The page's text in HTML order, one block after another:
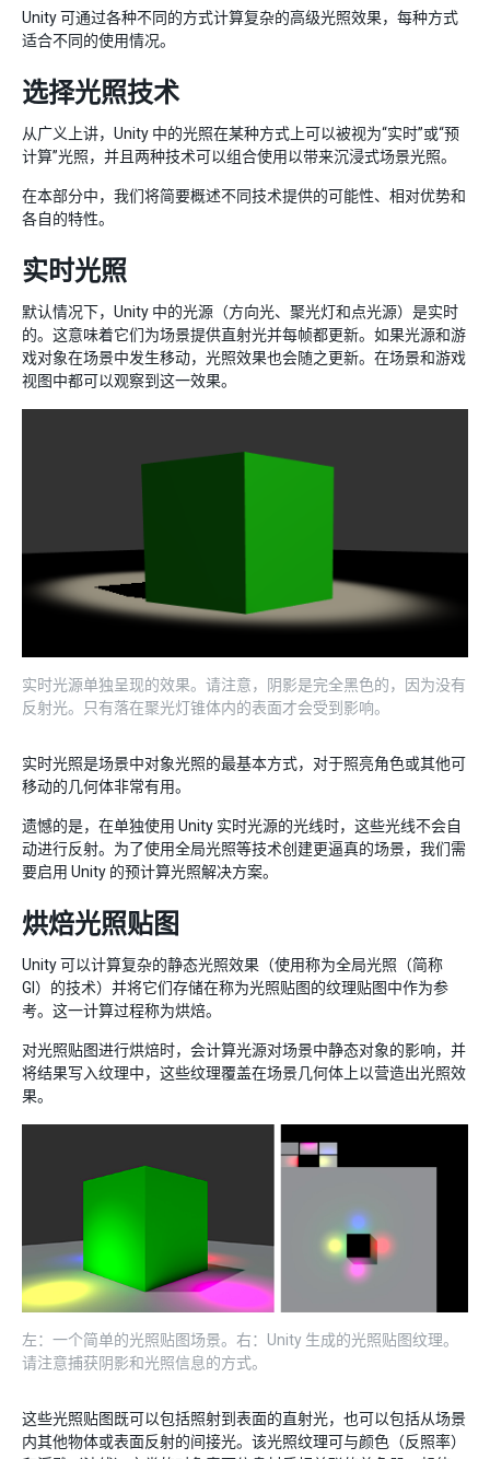
Unity 可通过各种不同的方式计算复杂的高级光照效果，每种方式
适合不同的使用情况。
选择光照技术
从广义上讲，Unity 中的光照在某种方式上可以被视为“实时”或“预
计算”光照，并且两种技术可以组合使用以带来沉浸式场景光照。
在本部分中，我们将简要概述不同技术提供的可能性、相对优势和
各自的特性。
实时光照
默认情况下，Unity 中的光源（方向光、聚光灯和点光源）是实时
的。这意味着它们为场景提供直射光并每帧都更新。如果光源和游
戏对象在场景中发生移动，光照效果也会随之更新。在场景和游戏
视图中都可以观察到这一效果。
实时光源单独呈现的效果。请注意，阴影是完全黑色的，因为没有
反射光。只有落在聚光灯锥体内的表面才会受到影响。
实时光照是场景中对象光照的最基本方式，对于照亮角色或其他可
移动的几何体非常有用。
遗憾的是，在单独使用 Unity 实时光源的光线时，这些光线不会自
动进行反射。为了使用全局光照等技术创建更逼真的场景，我们需
要启用 Unity 的预计算光照解决方案。
烘焙光照贴图
Unity 可以计算复杂的静态光照效果（使用称为全局光照（简称
GI）的技术）并将它们存储在称为光照贴图的纹理贴图中作为参
考。这一计算过程称为烘焙。
对光照贴图进行烘焙时，会计算光源对场景中静态对象的影响，并
将结果写入纹理中，这些纹理覆盖在场景几何体上以营造出光照效
果。
左：一个简单的光照贴图场景。右：Unity 生成的光照贴图纹理。
请注意捕获阴影和光照信息的方式。
这些光照贴图既可以包括照射到表面的直射光，也可以包括从场景
内其他物体或表面反射的间接光。该光照纹理可与颜色（反照率）